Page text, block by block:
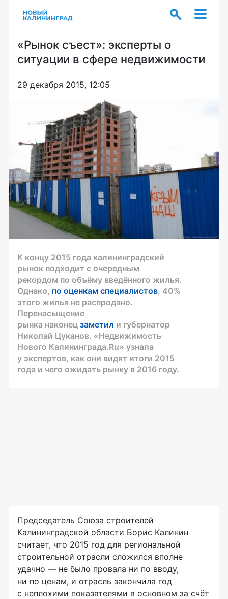
«Рынок съест»: эксперты о
ситуации в сфере недвижимости
29 декабря 2015, 12:05
К концу 2015 года калининградский
рынок подходит с очередным
рекордом по объёму введённого жилья.
Однако, по оценкам специалистов, 40%
этого жилья не распродано.
Перенасыщение
рынка наконец заметил и губернатор
Николай Цуканов. «Недвижимость
Нового Калининграда.Ru» узнала
у экспертов, как они видят итоги 2015
года и чего ожидать рынку в 2016 году.
Председатель Союза строителей
Калининградской области Борис Калинин
считает, что 2015 год для региональной
строительной отрасли сложился вполне
удачно — не было провала ни по вводу,
ни по ценам, и отрасль закончила год
с неплохими показателями в основном за счёт